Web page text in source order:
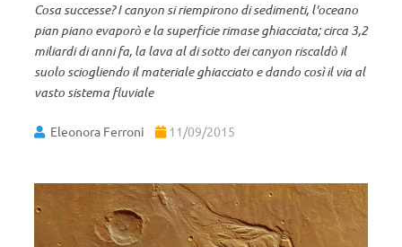
Cosa successe? I canyon si riempirono di sedimenti, l'oceano
pian piano evaporò e la superficie rimase ghiacciata; circa 3,2
miliardi di anni fa, la lava al di sotto dei canyon riscaldò il
suolo sciogliendo il materiale ghiacciato e dando così il via al
vasto sistema fluviale
Eleonora Ferroni 11/09/2015